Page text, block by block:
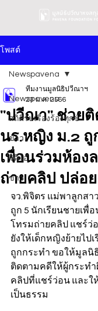
โพสต์
Newspavena
สถิติรับเรื่องร้องทุกข์
ข่าว
วิดีโอ
ข่าว
Newspavena
"ปวีณา" ช่วย
นร.หญิง ม.2 ถู
เพื่อนร่วมห้อง
ถ่ายคลิป ปล่อ
ทีมงานมูลนิธิปวีณาฯ
23 ม.ค. 2566
จว.พิจิตร แม่พาลูกสา
ถูก 5 นักเรียนชายเพื่
โทรมถ่ายคลิป แชร์ว่
ยังให้เด็กหญิงย้ายไป
ถูกกระทำ ขอให้มูลนิ
ติดตามคดีให้ผู้กระท
คลิปที่แชร์ว่อน และใ
เป็นธรรม